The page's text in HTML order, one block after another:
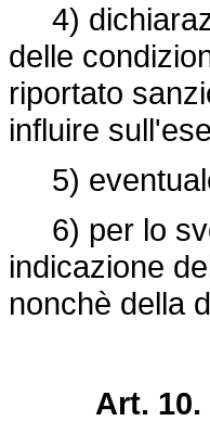
4)
delle
riportato
influire
5)
6) per lo
indicazione
nonchè della
Art. 10.